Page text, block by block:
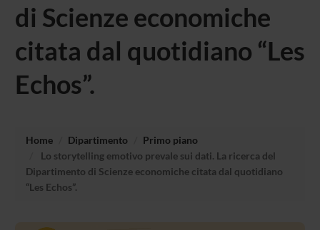
di Scienze economiche
citata dal quotidiano “Les
Echos”.
Home Dipartimento
Primo piano
Lo storytelling emotivo prevale sui dati. La ricerca del
Dipartimento di Scienze economiche citata dal quotidiano
“Les Echos”.